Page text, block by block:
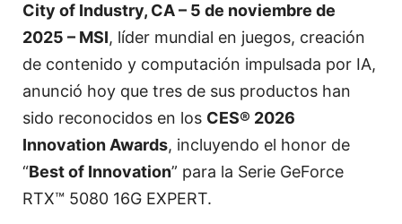
City of Industry, CA – 5 de noviembre de
2025 – MSI, líder mundial en juegos, creación
de contenido y computación impulsada por IA,
anunció hoy que tres de sus productos han
sido reconocidos en los CES® 2026
Innovation Awards, incluyendo el honor de
“Best of Innovation” para la Serie GeForce
RTX™ 5080 16G EXPERT.